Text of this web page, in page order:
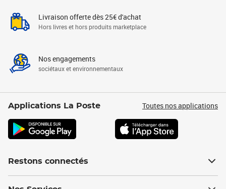
Livraison offerte dès 25€ d'achat
Hors livres et hors produits marketplace
Nos engagements
sociétaux et environnementaux
Applications La Poste Toutes nos applications
Restons connectés